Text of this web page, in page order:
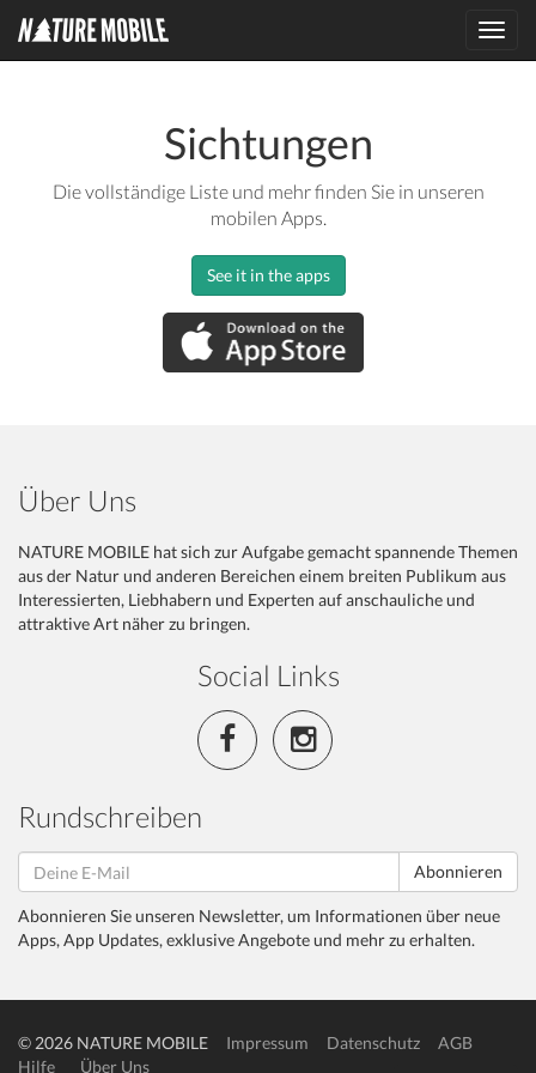
Sichtungen
Die vollständige Liste und mehr finden Sie in unseren
mobilen Apps.
See it in the apps
Über Uns
NATURE MOBILE hat sich zur Aufgabe gemacht spannende Themen
aus der Natur und anderen Bereichen einem breiten Publikum aus
Interessierten, Liebhabern und Experten auf anschauliche und
attraktive Art näher zu bringen.
Social Links
Rundschreiben
Abonnieren
Abonnieren Sie unseren Newsletter, um Informationen über neue
Apps, App Updates, exklusive Angebote und mehr zu erhalten.
© 2026 NATURE MOBILE Impressum Datenschutz
AGB
Hilfe
Über Uns